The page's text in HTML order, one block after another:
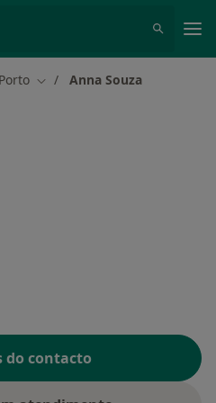
Porto Mudar de cidade
Anna Souza
do contacto